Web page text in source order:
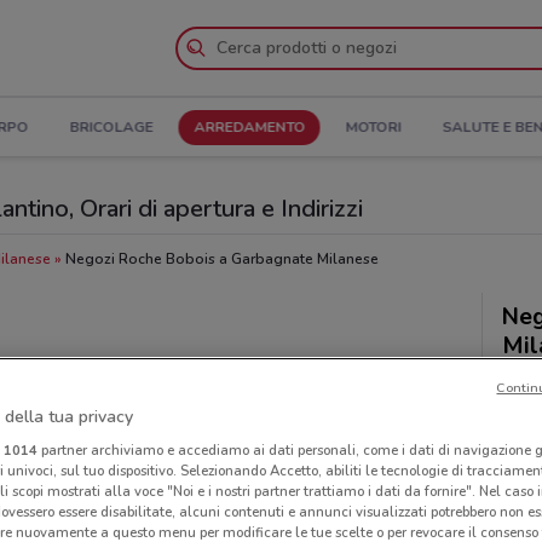
BRICOLAGE ARREDAMENTO MOTORI SALUTE E
Orari di apertura e Indirizzi
Negozi Roche Bobois a Garbagnate Milanese
della tua privacy
1014partner archiviamo e accediamo ai dati personali, come i dati di navigazione
sul tuo dispositivo. Selezionando Accetto, abiliti le tecnologie di
scopi mostrati alla voce "Noi e i nostri partner trattiamo i dati da fornire". Nel caso
essere disabilitate, alcuni contenuti e annunci visualizzati potrebbero non
nuovamente a questo menu per modificare le tue scelte o per revocare il